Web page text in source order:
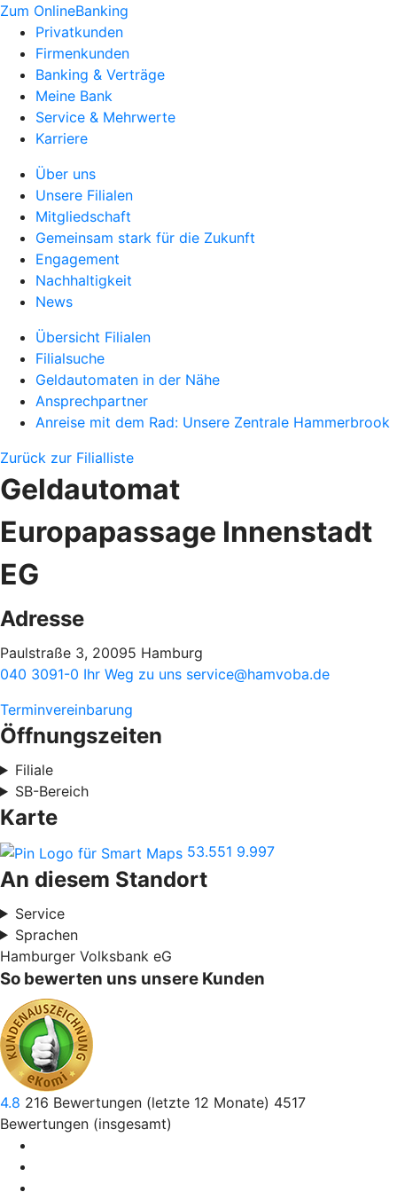
Zum OnlineBanking
Privatkunden
Firmenkunden
Banking & Verträge
Meine Bank
Service & Mehrwerte
Karriere
Über uns
Unsere Filialen
Mitgliedschaft
Gemeinsam stark für die Zukunft
Engagement
Nachhaltigkeit
News
Übersicht Filialen
Filialsuche
Geldautomaten in der Nähe
Ansprechpartner
Anreise mit dem Rad: Unsere Zentrale Hammerbrook
Zurück zur Filialliste
Geldautomat
Europapassage Innenstadt
EG
Adresse
Paulstraße 3, 20095 Hamburg
040 3091-0 Ihr Weg zu uns service@hamvoba.de
Terminvereinbarung
Öffnungszeiten
Filiale
SB-Bereich
Karte
53.551 9.997
An diesem Standort
Service
Sprachen
Hamburger Volksbank eG
So bewerten uns unsere Kunden
4.8 216 Bewertungen (letzte 12 Monate) 4517
Bewertungen (insgesamt)